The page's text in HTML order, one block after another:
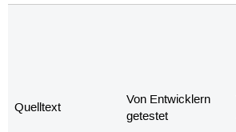
Quelltext
Von Entwicklern
getestet